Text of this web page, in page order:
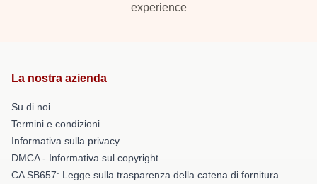
experience
La nostra azienda
Su di noi
Termini e condizioni
Informativa sulla privacy
DMCA - Informativa sul copyright
CA SB657: Legge sulla trasparenza della catena di fornitura